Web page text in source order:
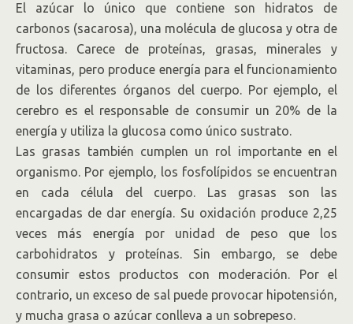
El azúcar lo único que contiene son hidratos de
carbonos (sacarosa), una molécula de glucosa y otra de
fructosa. Carece de proteínas, grasas, minerales y
vitaminas, pero produce energía para el funcionamiento
de los diferentes órganos del cuerpo. Por ejemplo, el
cerebro es el responsable de consumir un 20% de la
energía y utiliza la glucosa como único sustrato.
Las grasas también cumplen un rol importante en el
organismo. Por ejemplo, los fosfolípidos se encuentran
en cada célula del cuerpo. Las grasas son las
encargadas de dar energía. Su oxidación produce 2,25
veces más energía por unidad de peso que los
carbohidratos y proteínas. Sin embargo, se debe
consumir estos productos con moderación. Por el
contrario, un exceso de sal puede provocar hipotensión,
y mucha grasa o azúcar conlleva a un sobrepeso.